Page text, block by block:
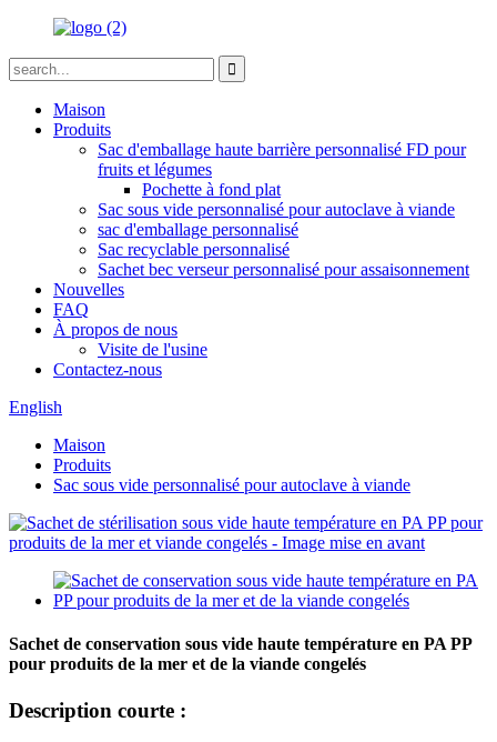
Maison
Produits
Sac d'emballage haute barrière personnalisé FD pour
fruits et légumes
Pochette à fond plat
Sac sous vide personnalisé pour autoclave à viande
sac d'emballage personnalisé
Sac recyclable personnalisé
Sachet bec verseur personnalisé pour assaisonnement
Nouvelles
FAQ
À propos de nous
Visite de l'usine
Contactez-nous
English
Maison
Produits
Sac sous vide personnalisé pour autoclave à viande
Sachet de conservation sous vide haute température en PA PP
pour produits de la mer et de la viande congelés
Description courte :